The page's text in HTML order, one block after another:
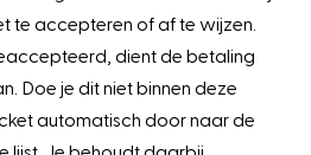
te accepteren of af te wijzen.
dient de betaling
Doe je dit niet binnen deze
automatisch door naar de